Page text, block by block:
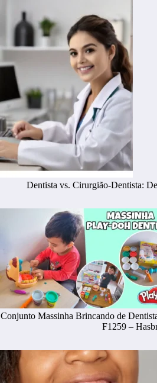
Dentista vs. Cirurgião-Dentista:
Conjunto Massinha Brincando de
F1259 –